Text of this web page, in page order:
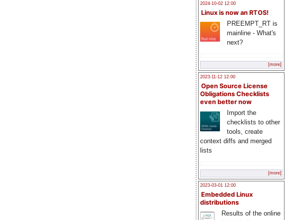
2024-10-02 12:00
Linux is now an RTOS!
PREEMPT_RT is
mainline - What's
next?
[more]
2023-11-12 12:00
Open Source License
Obligations Checklists
even better now
Import the
checklists to other
tools, create
context diffs and merged
lists
[more]
2023-03-01 12:00
Embedded Linux
distributions
Results of the online